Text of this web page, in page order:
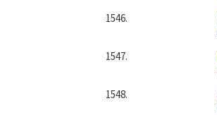
1546.
1547.
1548.